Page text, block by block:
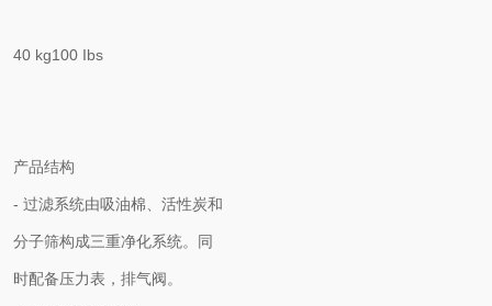
40 kg100 Ibs
产品结构
- 过滤系统由吸油棉、活性炭和
分子筛构成三重净化系统。同
时配备压力表，排气阀。